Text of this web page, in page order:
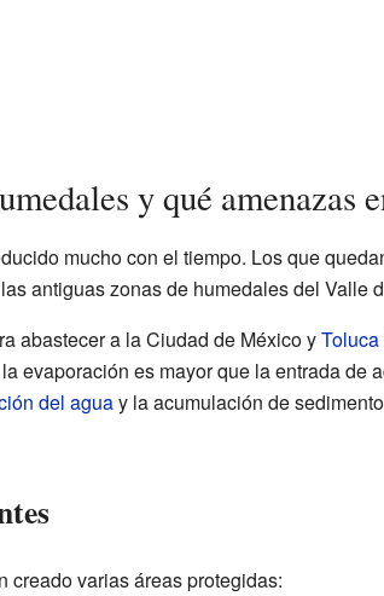
y qué amenazas
mucho con el tiempo. Los que
antiguas zonas de humedales del Valle
abastecer a la Ciudad de México yToluca
evaporación es mayor que la entrada de
del aguay la acumulación de
creado varias áreas protegidas: